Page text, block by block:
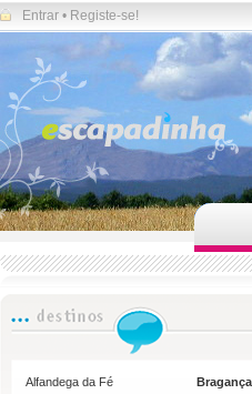
Entrar • Registe-se!
Alfandega da Fé Bragança